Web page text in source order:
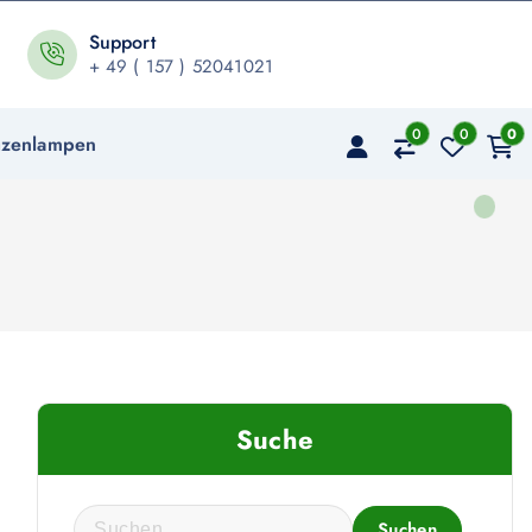
Support
+ 49 ( 157 ) 52041021
0 0 0
Suche
S